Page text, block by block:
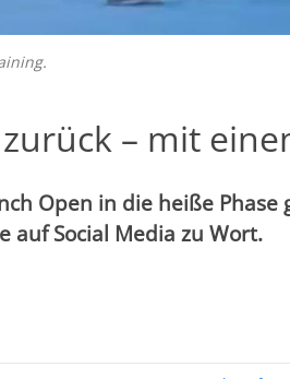
– mit
Open in die heiße Phase
auf Social Media zu Wort.